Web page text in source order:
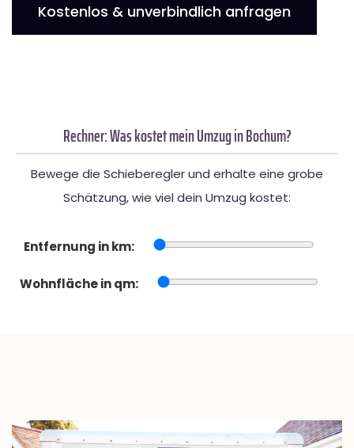
Kostenlos & unverbindlich anfragen
Rechner: Was kostet mein Umzug in Bochum?
Bewege die Schieberegler und erhalte eine grobe
Schätzung, wie viel dein Umzug kostet:
Entfernung in km:
Wohnfläche in qm: